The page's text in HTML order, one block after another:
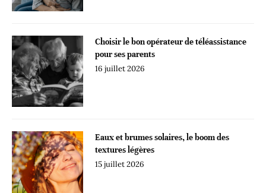
Choisir le bon opérateur de téléassistance
pour ses parents
16 juillet 2026
Eaux et brumes solaires, le boom des
textures légères
15 juillet 2026